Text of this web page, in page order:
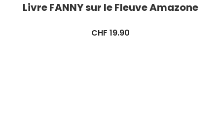
Livre FANNY sur le Fleuve Amazone
CHF 19.90